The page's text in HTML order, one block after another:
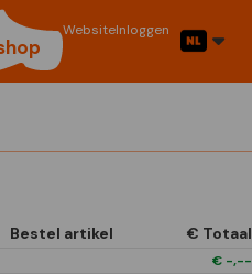
WebsiteInloggen
Bestel artikel € Totaal
€ -,--